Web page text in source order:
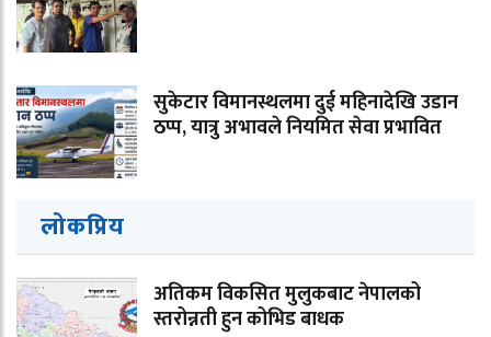
सुकेटार विमानस्थलमा दुई महिनादेखि उडान
ठप्प, यात्रु अभावले नियमित सेवा प्रभावित
लोकप्रिय
अतिकम विकसित मुलुकबाट नेपालको
स्तरोन्नती हुन कोभिड बाधक